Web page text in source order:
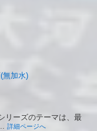
無加水)
リーズのテーマは、最
詳細ページへ